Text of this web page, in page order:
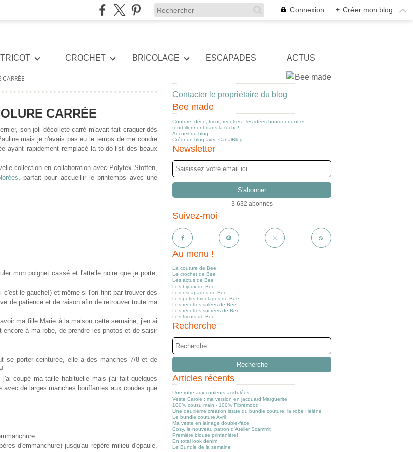
Connexion + Créer mon blog
TRICOT CROCHET BRICOLAGE ESCAPADES ACTUS
CARRÉE
son joli décolleté carré m'avait fait craquer dès
mais je n'avais pas eu le temps de me coudre
ayant rapidement remplacé la to-do-list des beaux
collection en collaboration avec Polytex Stoffen,
, parfait pour accueillir le printemps avec une
mon poignet cassé et l'attelle noire que je porte,
le gauche!) et même si l'on finit par trouver des
de patience et de raison afin de retrouver toute ma
ma fille Marie à la maison cette semaine, j'en ai
à ma robe, de prendre les photos et de saisir
se porter ceinturée, elle a des manches 7/8 et de
coupé ma taille habituelle mais j'ai fait quelques
avec de larges manches bouffantes aux coudes que
d'emmanchure) jusqu'au repère milieu d'épaule,
Contacter le propriétaire du blog
Bee made
Couture, déco, tricot, recettes...les idées bourdonnent et
tourbillonnent dans la ruche!
Accueil du blog
Créer un blog avec CanalBlog
Newsletter
3 632 abonnés
Suivez-moi
Au menu !
La couture de Bee
Le crochet de Bee
Les actus de Bee
Les bijoux de Bee
Les escapades de Bee
Les petits bricolages de Bee
Les recettes salées de Bee
Les recettes sucrées de Bee
Les tricots de Bee
Recherche
Articles récents
Une robe aux couleurs acidulées
Veste Carole : ma version en jacquard Marguerite
100% cousu main - 100% Fibremood
Une deuxième création issue du bundle couture: la robe Hélène
Le bundle couture Avril
Ma veste en lainage double-face
Cosy, le nouveau patron d'Atelier Scämmit
Première blouse printanière!
En total look denim
Le Bundle de la semaine